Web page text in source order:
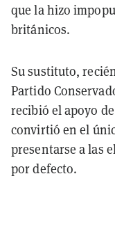
que la hizo
británicos.
Su sustituto,
Partido
recibió el apoyo
convirtió en el
presentarse a las
por defecto.